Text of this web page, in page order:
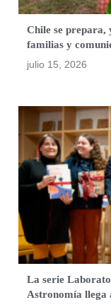
Chile se prepara,
familias y
julio 15, 2026
La serie
Astronomía llega